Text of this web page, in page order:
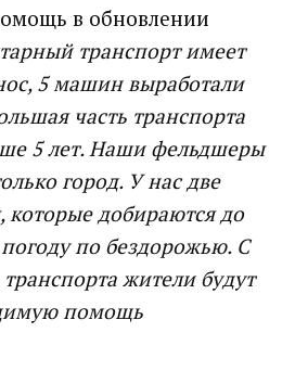
в обновлении
транспорт имеет
5 машин выработали
часть транспорта
5 лет. Наши фельдшеры
город. У нас две
которые добираются до
по бездорожью. С
жители будут
помощь